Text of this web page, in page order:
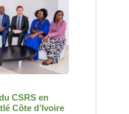
CSRS en
Côte d’Ivoire